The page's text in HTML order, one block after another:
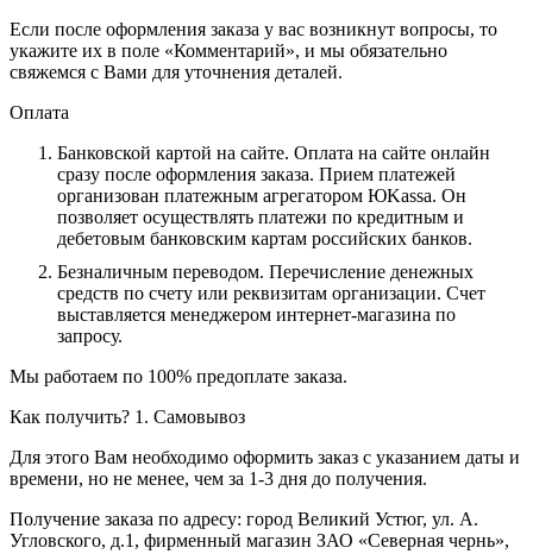
Если после оформления заказа у вас возникнут вопросы, то
укажите их в поле «Комментарий», и мы обязательно
свяжемся с Вами для уточнения деталей.
Оплата
Банковской картой на сайте. Оплата на сайте онлайн
сразу после оформления заказа. Прием платежей
организован платежным агрегатором ЮKassa. Он
позволяет осуществлять платежи по кредитным и
дебетовым банковским картам российских банков.
Безналичным переводом. Перечисление денежных
средств по счету или реквизитам организации. Счет
выставляется менеджером интернет-магазина по
запросу.
Мы работаем по 100% предоплате заказа.
Как получить? 1. Самовывоз
Для этого Вам необходимо оформить заказ с указанием даты и
времени, но не менее, чем за 1-3 дня до получения.
Получение заказа по адресу: город Великий Устюг, ул. А.
Угловского, д.1, фирменный магазин ЗАО «Северная чернь»,